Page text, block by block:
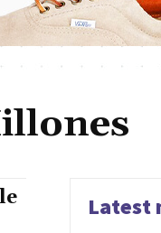
Latest